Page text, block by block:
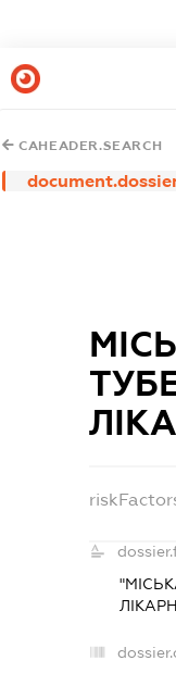
CAHEADER.SEARCH